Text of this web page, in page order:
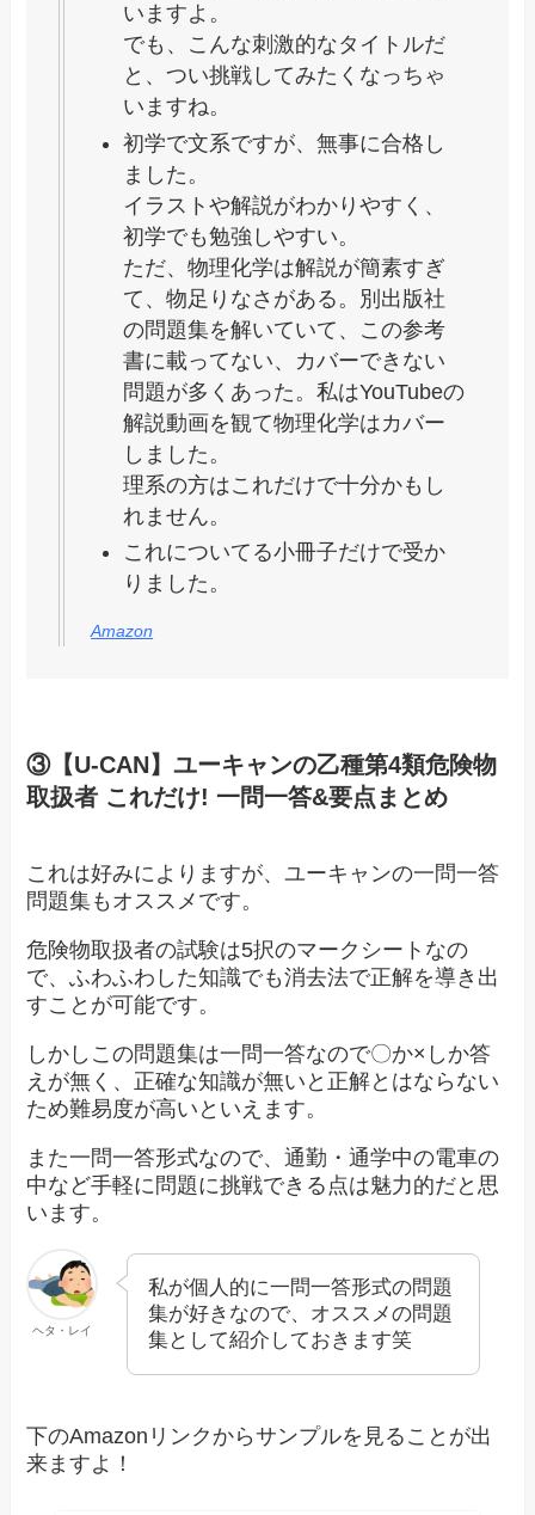
いますよ。
でも、こんな刺激的なタイトルだ
と、つい挑戦してみたくなっちゃ
いますね。
初学で文系ですが、無事に合格し
ました。
イラストや解説がわかりやすく、
初学でも勉強しやすい。
ただ、物理化学は解説が簡素すぎ
て、物足りなさがある。別出版社
の問題集を解いていて、この参考
書に載ってない、カバーできない
問題が多くあった。私はYouTubeの
解説動画を観て物理化学はカバー
しました。
理系の方はこれだけで十分かもし
れません。
これについてる小冊子だけで受か
りました。
Amazon
③【U-CAN】ユーキャンの乙種第4類危険物
取扱者 これだけ! 一問一答&要点まとめ
これは好みによりますが、ユーキャンの一問一答
問題集もオススメです。
危険物取扱者の試験は5択のマークシートなの
で、ふわふわした知識でも消去法で正解を導き出
すことが可能です。
しかしこの問題集は一問一答なので〇か×しか答
えが無く、正確な知識が無いと正解とはならない
ため難易度が高いといえます。
また一問一答形式なので、通勤・通学中の電車の
中など手軽に問題に挑戦できる点は魅力的だと思
います。
ヘタ・レイ
私が個人的に一問一答形式の問題
集が好きなので、オススメの問題
集として紹介しておきます笑
下のAmazonリンクからサンプルを見ることが出
来ますよ！